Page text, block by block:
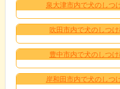
泉大津市内で犬のしつ
吹田市内で犬のしつ
豊中市内で犬のしつ
岸和田市内で犬のしつ